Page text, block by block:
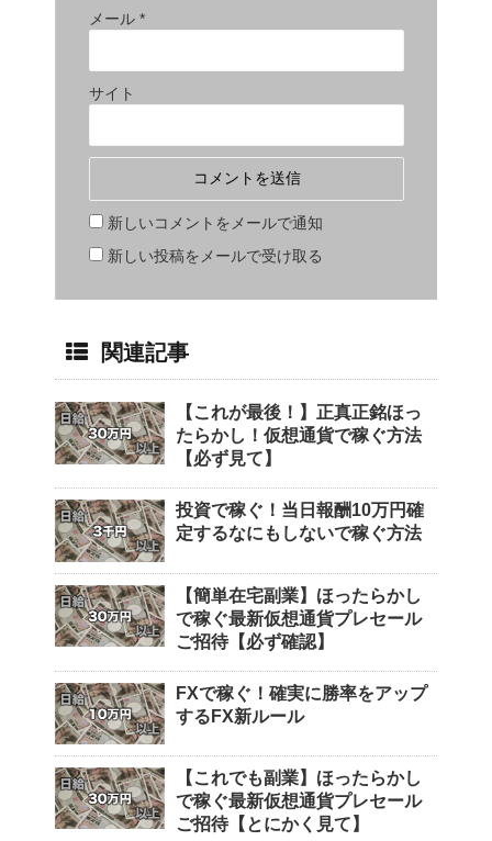
メール *
サイト
新しいコメントをメールで通知
新しい投稿をメールで受け取る
関連記事
【これが最後！】正真正銘ほっ
たらかし！仮想通貨で稼ぐ方法
【必ず見て】
投資で稼ぐ！当日報酬10万円確
定するなにもしないで稼ぐ方法
【簡単在宅副業】ほったらかし
で稼ぐ最新仮想通貨プレセール
ご招待【必ず確認】
FXで稼ぐ！確実に勝率をアップ
するFX新ルール
【これでも副業】ほったらかし
で稼ぐ最新仮想通貨プレセール
ご招待【とにかく見て】